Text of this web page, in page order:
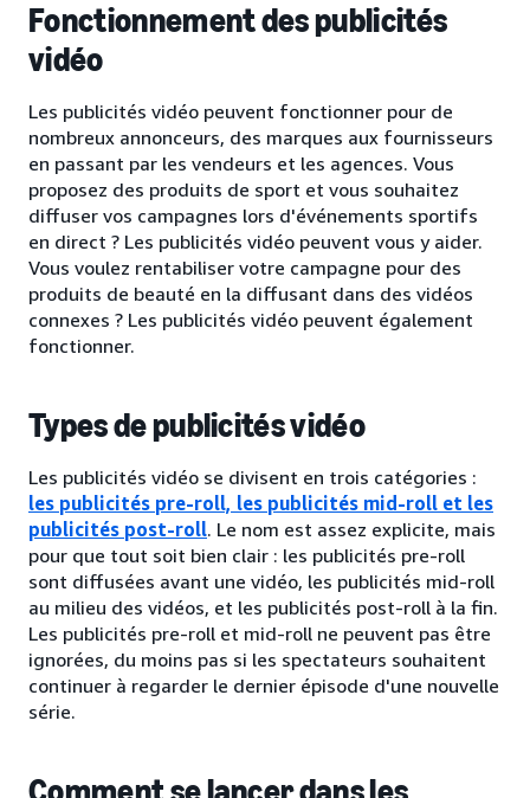
Fonctionnement des publicités
vidéo
Les publicités vidéo peuvent fonctionner pour de
nombreux annonceurs, des marques aux fournisseurs
en passant par les vendeurs et les agences. Vous
proposez des produits de sport et vous souhaitez
diffuser vos campagnes lors d'événements sportifs
en direct ? Les publicités vidéo peuvent vous y aider.
Vous voulez rentabiliser votre campagne pour des
produits de beauté en la diffusant dans des vidéos
connexes ? Les publicités vidéo peuvent également
fonctionner.
Types de publicités vidéo
Les publicités vidéo se divisent en trois catégories :
les publicités pre-roll, les publicités mid-roll et les
publicités post-roll. Le nom est assez explicite, mais
pour que tout soit bien clair : les publicités pre-roll
sont diffusées avant une vidéo, les publicités mid-roll
au milieu des vidéos, et les publicités post-roll à la fin.
Les publicités pre-roll et mid-roll ne peuvent pas être
ignorées, du moins pas si les spectateurs souhaitent
continuer à regarder le dernier épisode d'une nouvelle
série.